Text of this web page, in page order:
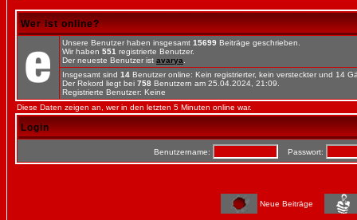
Wer ist online?
Unsere Benutzer haben insgesamt 15699 Beiträge geschrieben.
Wir haben 551 registrierte Benutzer.
Der neueste Benutzer ist avarya
Insgesamt sind 14 Benutzer online: Kein registrierter, kein versteckter und 14
Der Rekord liegt bei 758 Benutzern am 25.04.2024, 21:09.
Registrierte Benutzer: Keine
Diese Daten zeigen an, wer in den letzten 5 Minuten online war.
Login
Benutzername: Passwort:
Neue Beiträge